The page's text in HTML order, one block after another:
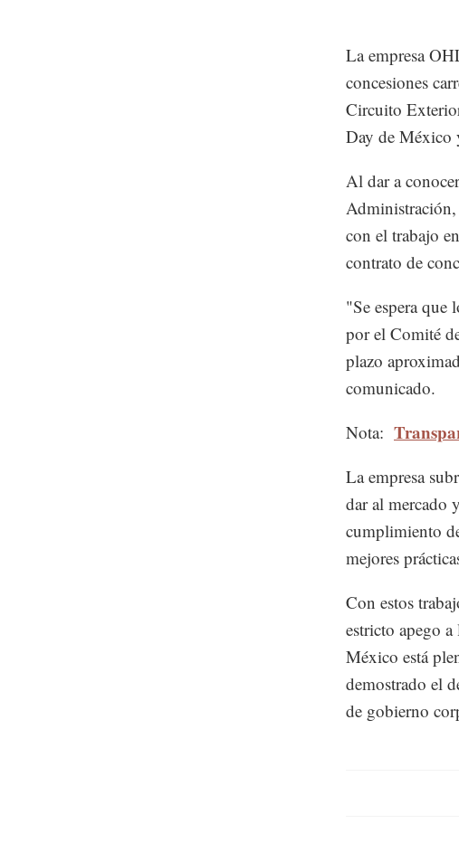
La empresa
concesiones
Circuito
Day de
Al dar a
Administración,
con el trabajo
contrato de
"Se espera que
por el Comité
plazo
comunicado.
Nota:
La empresa
dar al mercado
cumplimiento
mejores
Con estos
estricto apego
México está
demostrado el
de gobierno